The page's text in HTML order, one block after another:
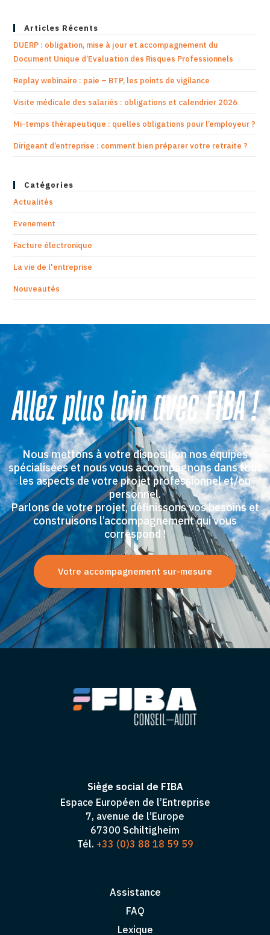
Articles Récents
DUERP : obligation, mise à jour et accompagnement du
Document Unique d’Evaluation des Risques Professionnels
Replay webinaire : paie – BTP, les points de vigilance
Visite médicale des salariés : obligations et calendrier 2026
Mi-temps thérapeutique : quelles obligations pour l’employeur ?
Dirigeant d’entreprise : comment bien préparer votre retraite ?
Catégories
Actualités
Evenement
Facture électronique
La vie de l'entreprise
Nouveautés
Allez plus loin avec FIBA !
Nous mettons à votre disposition nos équipes
spécialisées et nous vous accompagnons dans tous
les aspects de votre projet professionnel et/ou
personnel.
Parlons de votre projet, définissons vos besoins et
construisons l’accompagnement qui vous
correspond !
Votre accompagnement sur-mesure
Siège social de FIBA
Espace Européen de l’Entreprise
7, avenue de l’Europe
67300 Schiltigheim
Tél. +33 (0)3 88 18 59 59
Assistance
FAQ
Lexique